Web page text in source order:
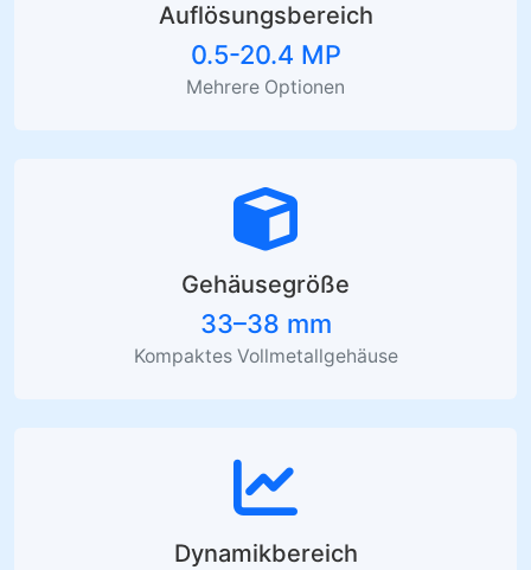
Auflösungsbereich
0.5-20.4 MP
Mehrere Optionen
Gehäusegröße
33–38 mm
Kompaktes Vollmetallgehäuse
Dynamikbereich